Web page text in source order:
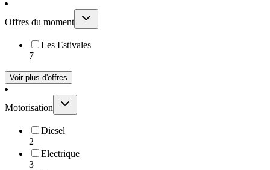
Offres du moment
Les Estivales
7
Voir plus d'offres
Motorisation
Diesel
2
Electrique
3